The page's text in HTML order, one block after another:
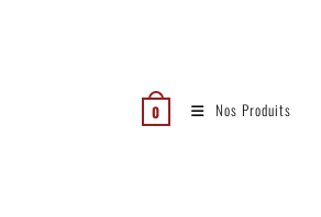
0 Nos Produits